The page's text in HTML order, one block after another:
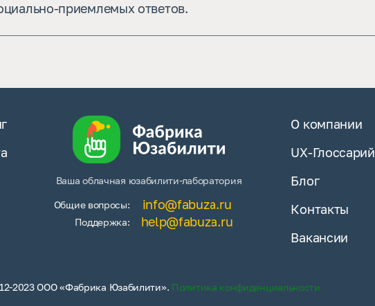
приемлемых ответов.
Ваша облачная юзабилити-лаборатория
Общие вопросы: info@fabuza.ru
Поддержка: help@fabuza.ru
О компании
UX-Глоссарий
Блог
Контакты
Вакансии
2023 ООО «Фабрика Юзабилити». Политика конфиденциальности